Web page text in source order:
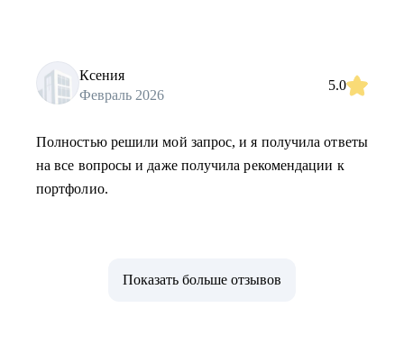
Ксения
Февраль 2026
5.0
Полностью решили мой запрос, и я получила ответы
на все вопросы и даже получила рекомендации к
портфолио.
Показать больше отзывов